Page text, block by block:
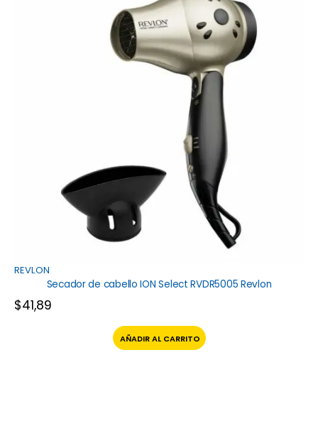
REVLON
Secador de cabello ION Select RVDR5005 Revlon
$41,89
AÑADIR AL CARRITO